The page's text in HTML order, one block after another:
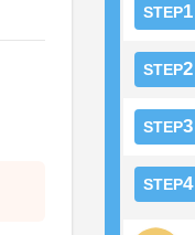
STEP1
STEP2
STEP3
STEP4